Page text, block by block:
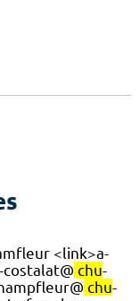
<link>a-
chu-
chu-